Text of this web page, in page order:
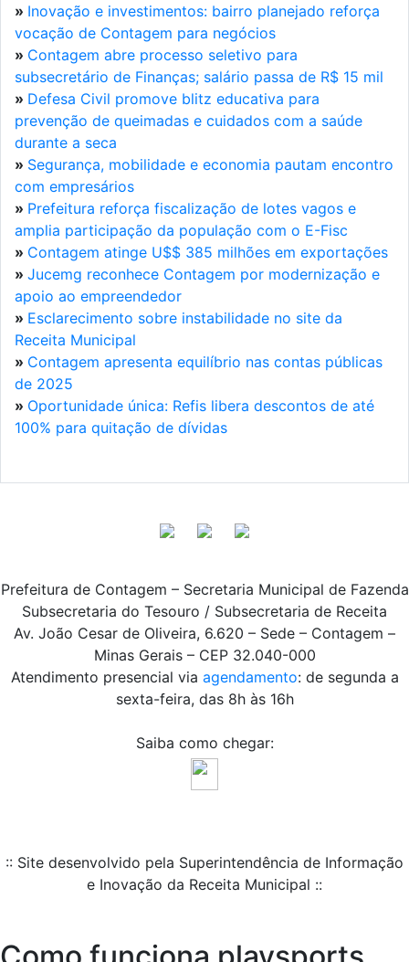
» Inovação e investimentos: bairro planejado reforça
vocação de Contagem para negócios
» Contagem abre processo seletivo para
subsecretário de Finanças; salário passa de R$ 15 mil
» Defesa Civil promove blitz educativa para
prevenção de queimadas e cuidados com a saúde
durante a seca
» Segurança, mobilidade e economia pautam encontro
com empresários
» Prefeitura reforça fiscalização de lotes vagos e
amplia participação da população com o E-Fisc
» Contagem atinge U$$ 385 milhões em exportações
» Jucemg reconhece Contagem por modernização e
apoio ao empreendedor
» Esclarecimento sobre instabilidade no site da
Receita Municipal
» Contagem apresenta equilíbrio nas contas públicas
de 2025
» Oportunidade única: Refis libera descontos de até
100% para quitação de dívidas
Prefeitura de Contagem – Secretaria Municipal de Fazenda
Subsecretaria do Tesouro / Subsecretaria de Receita
Av. João Cesar de Oliveira, 6.620 – Sede – Contagem –
Minas Gerais – CEP 32.040-000
Atendimento presencial via agendamento: de segunda a
sexta-feira, das 8h às 16h
Saiba como chegar:
:: Site desenvolvido pela Superintendência de Informação
e Inovação da Receita Municipal ::